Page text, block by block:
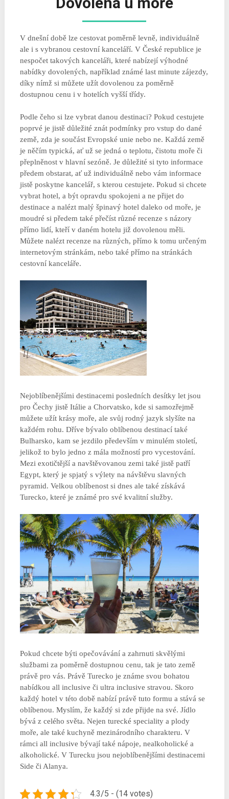
V dnešní době lze cestovat poměrně levně, individuálně
ale i s vybranou cestovní kanceláří. V České republice je
nespočet takových kanceláři, které nabízejí výhodné
nabídky dovolených, například známé last minute zájezdy,
díky nímž si můžete užít dovolenou za poměrně
dostupnou cenu i v hotelích vyšší třídy.
Podle čeho si lze vybrat danou destinaci? Pokud cestujete
poprvé je jistě důležité znát podmínky pro vstup do dané
země, zda je součást Evropské unie nebo ne. Každá země
je něčím typická, ať už se jedná o teplotu, čistotu moře či
přeplněnost v hlavní sezóně. Je důležité si tyto informace
předem obstarat, ať už individuálně nebo vám informace
jistě poskytne kancelář, s kterou cestujete. Pokud si chcete
vybrat hotel, a být opravdu spokojeni a ne přijet do
destinace a nalézt malý špinavý hotel daleko od moře, je
moudré si předem také přečíst různé recenze s názory
přímo lidí, kteří v daném hotelu již dovolenou měli.
Můžete nalézt recenze na různých, přímo k tomu určeným
internetovým stránkám, nebo také přímo na stránkách
cestovní kanceláře.
Nejoblíbenějšími destinacemi posledních desítky let jsou
pro Čechy jistě Itálie a Chorvatsko, kde si samozřejmě
můžete užít krásy moře, ale svůj rodný jazyk slyšíte na
každém rohu. Dříve bývalo oblíbenou destinací také
Bulharsko, kam se jezdilo především v minulém století,
jelikož to bylo jedno z mála možností pro vycestování.
Mezi exotičtější a navštěvovanou zemi také jistě patří
Egypt, který je spjatý s výlety na návštěvu slavných
pyramid. Velkou oblíbenost si dnes ale také získává
Turecko, které je známé pro své kvalitní služby.
Pokud chcete býti opečovávání a zahrnuti skvělými
službami za poměrně dostupnou cenu, tak je tato země
právě pro vás. Právě Turecko je známe svou bohatou
nabídkou all inclusive či ultra inclusive stravou. Skoro
každý hotel v této době nabízí právě tuto formu a stává se
oblíbenou. Myslím, že každý si zde přijde na své. Jídlo
bývá z celého světa. Nejen turecké speciality a plody
moře, ale také kuchyně mezinárodního charakteru. V
rámci all inclusive bývají také nápoje, nealkoholické a
alkoholické. V Turecku jsou nejoblíbenějšími destinacemi
Side či Alanya.
4.3/5 - (14 votes)